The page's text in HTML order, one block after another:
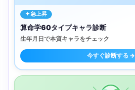
✦ 急上昇
算命学60タイプキャラ診断
生年月日で本質キャラをチェック
今すぐ診断する →